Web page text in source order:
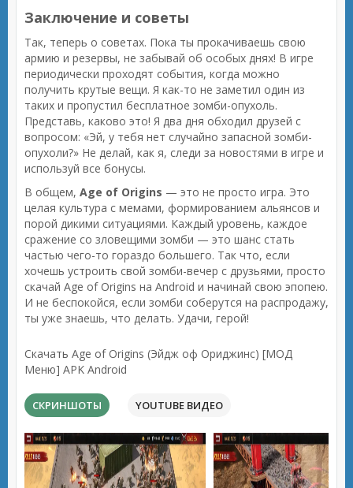
Заключение и советы
Так, теперь о советах. Пока ты прокачиваешь свою
армию и резервы, не забывай об особых днях! В игре
периодически проходят события, когда можно
получить крутые вещи. Я как-то не заметил один из
таких и пропустил бесплатное зомби-опухоль.
Представь, каково это! Я два дня обходил друзей с
вопросом: «Эй, у тебя нет случайно запасной зомби-
опухоли?» Не делай, как я, следи за новостями в игре и
используй все бонусы.
В общем, Age of Origins — это не просто игра. Это
целая культура с мемами, формированием альянсов и
порой дикими ситуациями. Каждый уровень, каждое
сражение со зловещими зомби — это шанс стать
частью чего-то гораздо большего. Так что, если
хочешь устроить свой зомби-вечер с друзьями, просто
скачай Age of Origins на Android и начинай свою эпопею.
И не беспокойся, если зомби соберутся на распродажу,
ты уже знаешь, что делать. Удачи, герой!
Скачать Age of Origins (Эйдж оф Ориджинс) [МОД
Меню] APK Android
СКРИНШОТЫ YOUTUBE ВИДЕО